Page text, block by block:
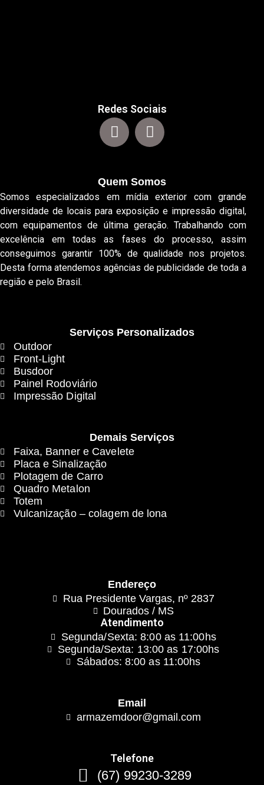
Redes Sociais
Quem Somos
Somos especializados em mídia exterior com grande
diversidade de locais para exposição e impressão digital,
com equipamentos de última geração. Trabalhando com
excelência em todas as fases do processo, assim
conseguimos garantir 100% de qualidade nos projetos.
Desta forma atendemos agências de publicidade de toda a
região e pelo Brasil.
Serviços Personalizados
Outdoor
Front-Light
Busdoor
Painel Rodoviário
Impressão Digital
Demais Serviços
Faixa, Banner e Cavelete
Placa e Sinalização
Plotagem de Carro
Quadro Metalon
Totem
Vulcanização – colagem de lona
Endereço
Rua Presidente Vargas, nº 2837
Dourados / MS
Atendimento
Segunda/Sexta: 8:00 as 11:00hs
Segunda/Sexta: 13:00 as 17:00hs
Sábados: 8:00 as 11:00hs
Email
armazemdoor@gmail.com
Telefone
(67) 99230-3289